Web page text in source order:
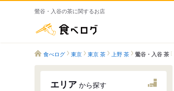
鶯谷・入谷の茶に関するお店
食べログ 東京 東京 茶 上野 茶 鶯谷・入谷 茶
エリア から探す